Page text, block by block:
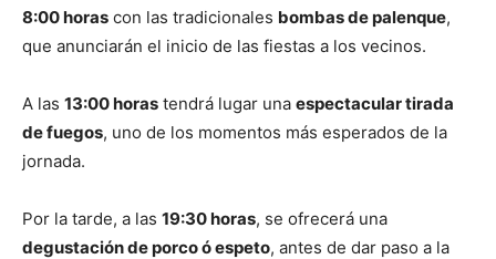
8:00 horas con las tradicionales bombas de palenque,
que anunciarán el inicio de las fiestas a los vecinos.
A las 13:00 horas tendrá lugar una espectacular tirada
de fuegos, uno de los momentos más esperados de la
jornada.
Por la tarde, a las 19:30 horas, se ofrecerá una
degustación de porco ó espeto, antes de dar paso a la